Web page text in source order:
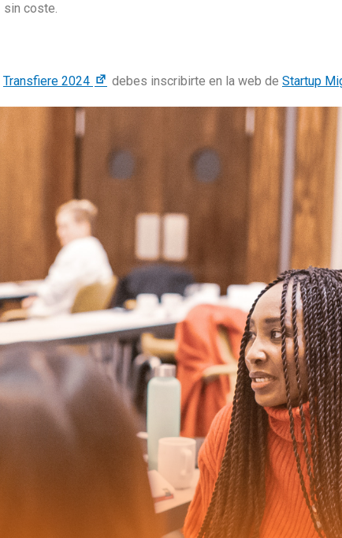
sin coste.
Transfiere 2024 debes inscribirte en la web de Startup